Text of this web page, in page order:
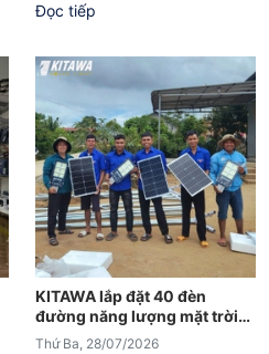
Đọc tiếp
KITAWA lắp đặt 40 đèn
đường năng lượng mặt trời
tại xã Đạ K'Nàng Lâm Đồng
Thứ Ba, 28/07/2026